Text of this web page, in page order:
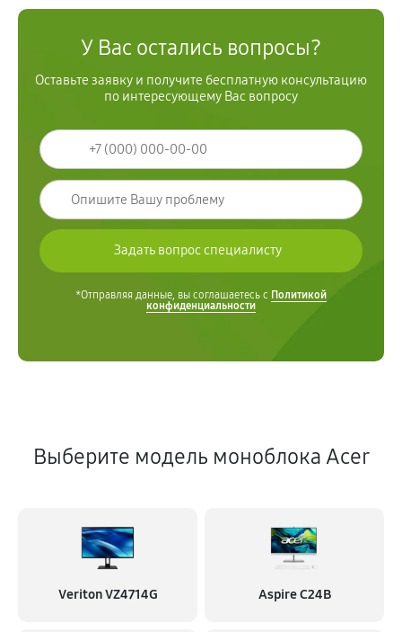
У Вас остались вопросы?
Оставьте заявку и получите бесплатную консультацию
по интересующему Вас вопросу
*Отправляя данные, вы соглашаетесь с Политикой
конфиденциальности
Выберите модель моноблока Acer
Veriton VZ4714G Aspire C24B